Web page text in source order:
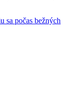
sa počas bežných